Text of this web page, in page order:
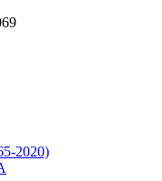
2020)